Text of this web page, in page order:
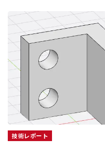
技術レポート